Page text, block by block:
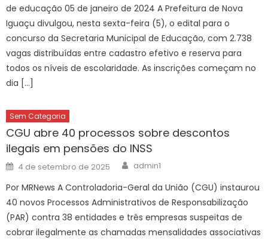
de educação 05 de janeiro de 2024 A Prefeitura de Nova
Iguaçu divulgou, nesta sexta-feira (5), o edital para o
concurso da Secretaria Municipal de Educação, com 2.738
vagas distribuídas entre cadastro efetivo e reserva para
todos os níveis de escolaridade. As inscrições começam no
dia […]
Sem Categoria
CGU abre 40 processos sobre descontos
ilegais em pensões do INSS
Posted
on
4 de setembro de 2025 Author
admin1
Por MRNews A Controladoria-Geral da União (CGU) instaurou
40 novos Processos Administrativos de Responsabilização
(PAR) contra 38 entidades e três empresas suspeitas de
cobrar ilegalmente as chamadas mensalidades associativas